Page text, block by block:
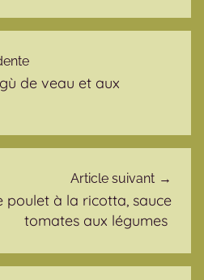
de veau et aux
Article suivant
poulet à la ricotta, sauce
tomates aux légumes